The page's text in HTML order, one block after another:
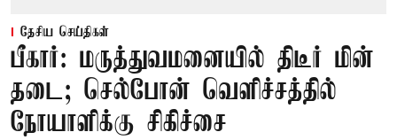
தேசிய செய்திகள்
பீகார்: மருத்துவமனையில் திடீர் மின்
தடை; செல்போன் வெளிச்சத்தில்
நோயாளிக்கு சிகிச்சை